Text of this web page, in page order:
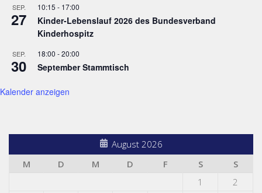
SEP.
27
10:15 - 17:00
Kinder-Lebenslauf 2026 des Bundesverband
Kinderhospitz
SEP.
30
18:00 -20:00
September Stammtisch
Kalender anzeigen
August 2026
M
D M D F S
S
1
2